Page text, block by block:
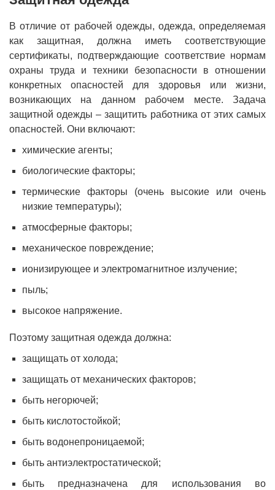
В отличие от рабочей одежды, одежда, определяемая
как защитная, должна иметь соответствующие
сертификаты, подтверждающие соответствие нормам
охраны труда и техники безопасности в отношении
конкретных опасностей для здоровья или жизни,
возникающих на данном рабочем месте. Задача
защитной одежды – защитить работника от этих самых
опасностей. Они включают:
химические агенты;
биологические факторы;
термические факторы (очень высокие или очень
низкие температуры);
атмосферные факторы;
механическое повреждение;
ионизирующее и электромагнитное излучение;
пыль;
высокое напряжение.
Поэтому защитная одежда должна:
защищать от холода;
защищать от механических факторов;
быть негорючей;
быть кислотостойкой;
быть водонепроницаемой;
быть антиэлектростатической;
быть предназначена для использования во